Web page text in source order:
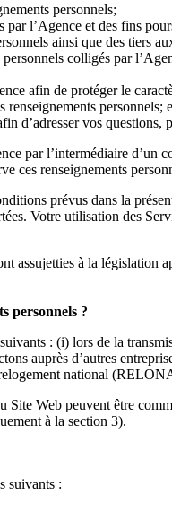
personnels;
l’Agence et des fins
ainsi que des tiers
colligés par
afin de protéger le
renseignements personnels;
d’adresser vos
par l’intermédiaire
ces renseignements
prévus dans la
Votre utilisation des
assujetties à la législation
personnels ?
: (i) lors de la
auprès d’autres
national
Site Web peuvent être
à la section 3).
suivants :